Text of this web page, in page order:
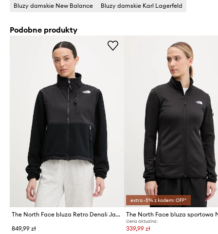
Bluzy damskie New Balance
Bluzy damskie Karl Lagerfeld
Podobne produkty
The North Face bluza Retro Denali Jacket
849,99 zł
extra -5% z kodem: OFF*
Cena aktualna:
339,99 zł